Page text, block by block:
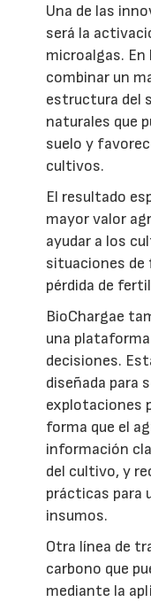
Una de las
será la
microalgas.
combinar un
estructura del
naturales que
suelo y
cultivos.
El resultado
mayor valor
ayudar a los
situaciones de
pérdida de
BioChargae
una
decisiones.
diseñada para
explotaciones
forma que el
información
del cultivo, y
prácticas para
insumos.
Otra línea de
carbono que
mediante la